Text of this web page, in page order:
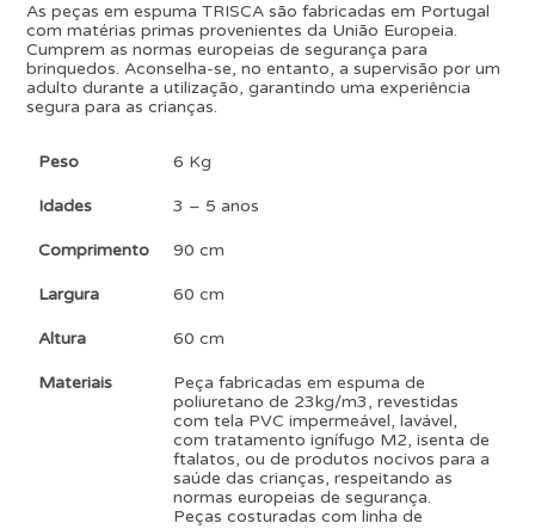
As peças em espuma TRISCA são fabricadas em Portugal
com matérias primas provenientes da União Europeia.
Cumprem as normas europeias de segurança para
brinquedos. Aconselha-se, no entanto, a supervisão por um
adulto durante a utilização, garantindo uma experiência
segura para as crianças.
Peso 6 Kg
Idades 3 – 5 anos
Comprimento 90 cm
Largura 60 cm
Altura 60 cm
Materiais
Peça fabricadas em espuma de
poliuretano de 23kg/m3, revestidas
com tela PVC impermeável, lavável,
com tratamento ignífugo M2, isenta de
ftalatos, ou de produtos nocivos para a
saúde das crianças, respeitando as
normas europeias de segurança.
Peças costuradas com linha de